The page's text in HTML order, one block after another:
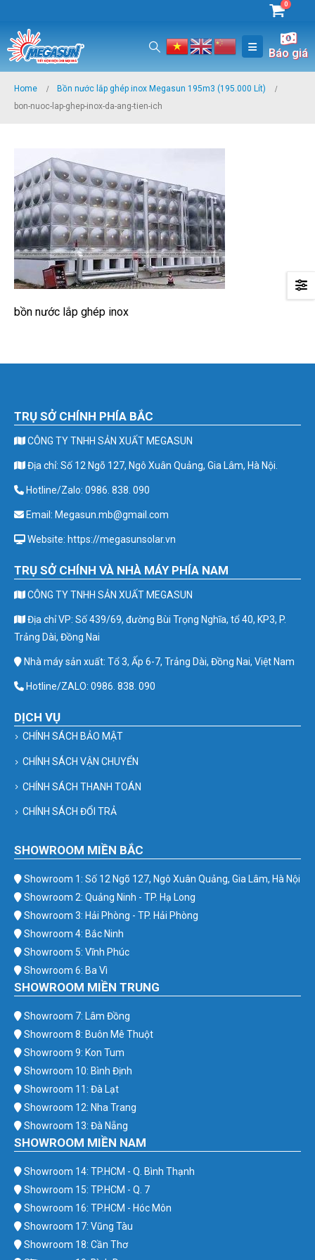
0
Báo giá
Home
Bồn nước lắp ghép inox Megasun 195m3 (195.000 Lít)
bon-nuoc-lap-ghep-inox-da-ang-tien-ich
bồn nước lắp ghép inox
TRỤ SỞ CHÍNH PHÍA BẮC
CÔNG TY TNHH SẢN XUẤT MEGASUN
Địa chỉ: Số 12 Ngõ 127, Ngô Xuân Quảng, Gia Lâm, Hà Nội.
Hotline/Zalo: 0986. 838. 090
Email: Megasun.mb@gmail.com
Website: https://megasunsolar.vn
TRỤ SỞ CHÍNH VÀ NHÀ MÁY PHÍA NAM
CÔNG TY TNHH SẢN XUẤT MEGASUN
Địa chỉ VP: Số 439/69, đường Bùi Trọng Nghĩa, tổ 40, KP3, P.
Trảng Dài, Đồng Nai
Nhà máy sản xuất: Tổ 3, Ấp 6-7, Trảng Dài, Đồng Nai, Việt Nam
Hotline/ZALO: 0986. 838. 090
DỊCH VỤ
CHÍNH SÁCH BẢO MẬT
CHÍNH SÁCH VẬN CHUYỂN
CHÍNH SÁCH THANH TOÁN
CHÍNH SÁCH ĐỔI TRẢ
SHOWROOM MIỀN BẮC
Showroom 1: Số 12 Ngõ 127, Ngô Xuân Quảng, Gia Lâm, Hà Nội
Showroom 2: Quảng Ninh - TP. Hạ Long
Showroom 3: Hải Phòng - TP. Hải Phòng
Showroom 4: Bắc Ninh
Showroom 5: Vĩnh Phúc
Showroom 6: Ba Vì
SHOWROOM MIỀN TRUNG
Showroom 7: Lâm Đồng
Showroom 8: Buôn Mê Thuột
Showroom 9: Kon Tum
Showroom 10: Bình Định
Showroom 11: Đà Lạt
Showroom 12: Nha Trang
Showroom 13: Đà Nẵng
SHOWROOM MIỀN NAM
Showroom 14: TP.HCM - Q. Bình Thạnh
Showroom 15: TP.HCM - Q. 7
Showroom 16: TP.HCM - Hóc Môn
Showroom 17: Vũng Tàu
Showroom 18: Cần Thơ